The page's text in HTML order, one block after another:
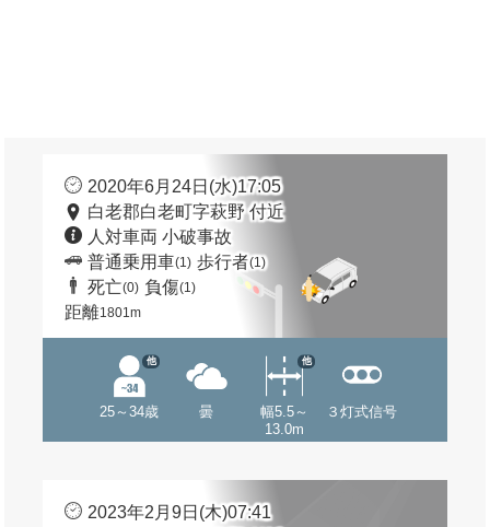
2020年6月24日(水)17:05
白老郡白老町字萩野 付近
人対車両 小破事故
普通乗用車(1) 歩行者(1)
死亡(0) 負傷(1)
距離1801m
25～34歳
他
曇
幅5.5～
13.0m
他
３灯式信号
2023年2月9日(木)07:41